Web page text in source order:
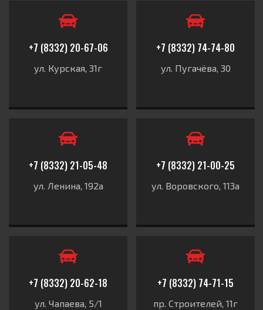
+7 (8332) 20-67-06
ул. Курская, 31г
+7 (8332) 74-74-80
ул. Пугачёва, 30
+7 (8332) 21-05-48
ул. Ленина, 192а
+7 (8332) 21-00-25
ул. Воровского, 113а
+7 (8332) 20-62-18
ул. Чапаева, 5/1
+7 (8332) 74-71-15
пр. Строителей, 11г